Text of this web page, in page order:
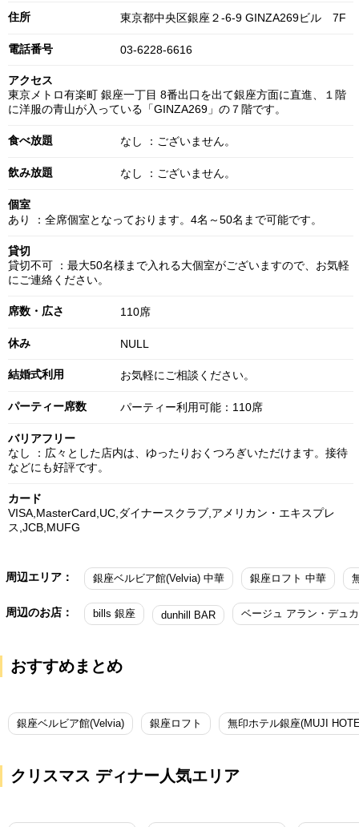
住所 東京都中央区銀座２-6-9 GINZA269ビル 7F
電話番号 03-6228-6616
アクセス
東京メトロ有楽町 銀座一丁目 8番出口を出て銀座方面に直進、１階
に洋服の青山が入っている「GINZA269」の７階です。
食べ放題 なし ：ございません。
飲み放題 なし ：ございません。
個室
あり ：全席個室となっております。4名～50名まで可能です。
貸切
貸切不可 ：最大50名様まで入れる大個室がございますので、お気軽
にご連絡ください。
席数・広さ 110席
休み NULL
結婚式利用 お気軽にご相談ください。
パーティー席数 パーティー利用可能：110席
バリアフリー
なし ：広々とした店内は、ゆったりおくつろぎいただけます。接待
などにも好評です。
カード
VISA,MasterCard,UC,ダイナースクラブ,アメリカン・エキスプレ
ス,JCB,MUFG
周辺エリア： 銀座ベルビア館(Velvia) 中華 銀座ロフト 中華
周辺のお店： bills 銀座 dunhill BAR ベージュ アラン・デュ
おすすめまとめ
銀座ベルビア館(Velvia) 銀座ロフト
クリスマス ディナー人気エリア